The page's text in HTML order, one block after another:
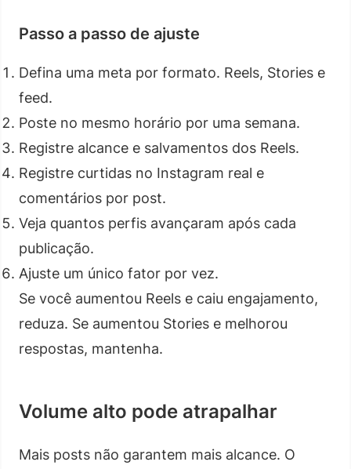
Passo a passo de ajuste
Defina uma meta por formato. Reels, Stories e
feed.
Poste no mesmo horário por uma semana.
Registre alcance e salvamentos dos Reels.
Registre curtidas no Instagram real e
comentários por post.
Veja quantos perfis avançaram após cada
publicação.
Ajuste um único fator por vez.
Se você aumentou Reels e caiu engajamento,
reduza. Se aumentou Stories e melhorou
respostas, mantenha.
Volume alto pode atrapalhar
Mais posts não garantem mais alcance. O